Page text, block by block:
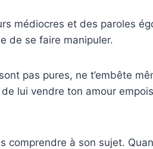
médiocres et des paroles
de se faire manipuler.
pas pures, ne t’embête
lui vendre ton amour
comprendre à son sujet.